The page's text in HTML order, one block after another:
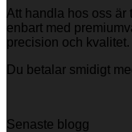
Att handla hos oss är
enbart med
precision och kvalitet.
Du betalar smidigt
Senaste blogg